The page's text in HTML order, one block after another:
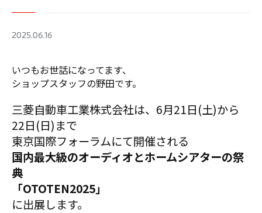
2025.06.16
いつもお世話になってます、
ショップスタッフの野田です。
三菱自動車工業株式会社は、6月21日(土)から
22日(日)まで
東京国際フォーラムにて開催される
国内最大級のオーディオとホームシアターの祭
典
「OTOTEN2025」
に出展します。